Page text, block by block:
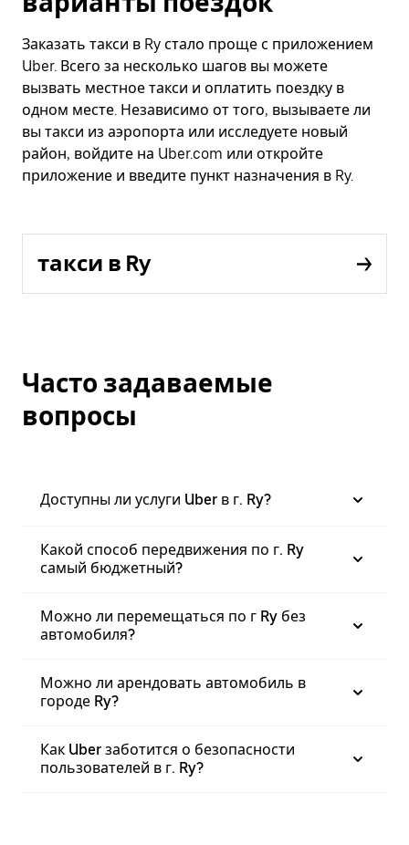
Заказать такси в Ry стало проще с приложением
Uber. Всего за несколько шагов вы можете
вызвать местное такси и оплатить поездку в
одном месте. Независимо от того, вызываете ли
вы такси из аэропорта или исследуете новый
район, войдите на Uber.com или откройте
приложение и введите пункт назначения в Ry.
такси в Ry
Часто задаваемые
вопросы
Доступны ли услуги Uber в г. Ry?
Какой способ передвижения по г. Ry
самый бюджетный?
Можно ли перемещаться по г Ry без
автомобиля?
Можно ли арендовать автомобиль в
городе Ry?
Как Uber заботится о безопасности
пользователей в г. Ry?